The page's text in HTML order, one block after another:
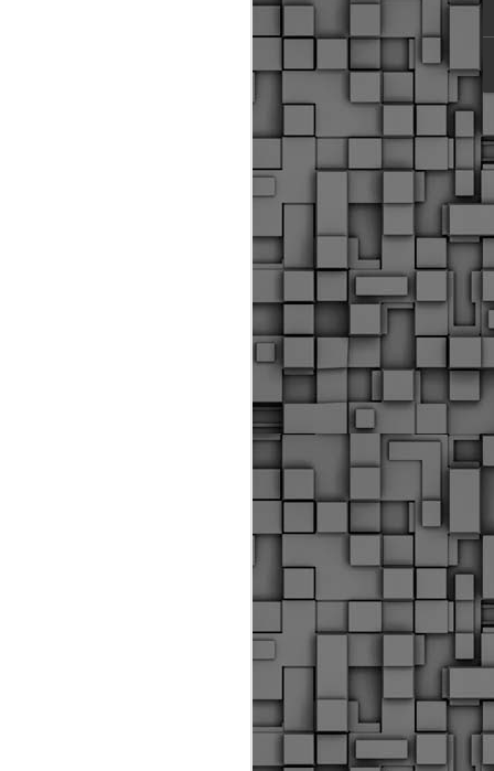
καθήκοντα.
ο Δήμος παρέλαβε τρία
οποία θα χρησιμοποιούνται για
μετακινήσεις των